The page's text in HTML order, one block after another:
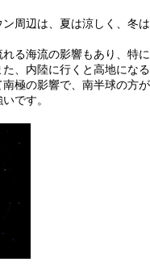
周辺は、夏は涼しく、冬は
る海流の影響もあり、特に
、内陸に行くと高地になる
極の影響で、南半球の方が
です。